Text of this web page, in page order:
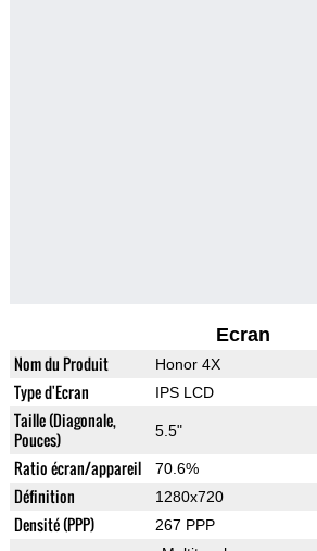
Ecran
Nom du Produit Honor 4X
Type d'Ecran IPS LCD
Taille (Diagonale,
Pouces)
5.5"
Ratio écran/appareil 70.6%
Définition 1280x720
Densité (PPP) 267 PPP